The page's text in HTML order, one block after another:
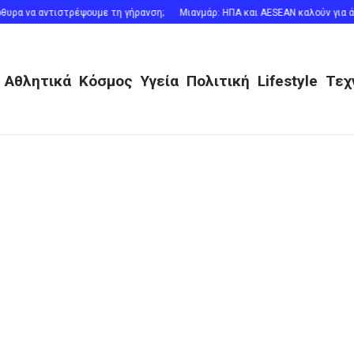
τη γήρανση; Μιανμάρ: ΗΠΑ και AESEAN καλούν για άνευ
Αθλητικά Κόσμος Υγεία Πολιτική Lifestyle